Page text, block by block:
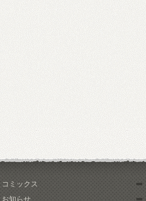
コミックス
お知らせ